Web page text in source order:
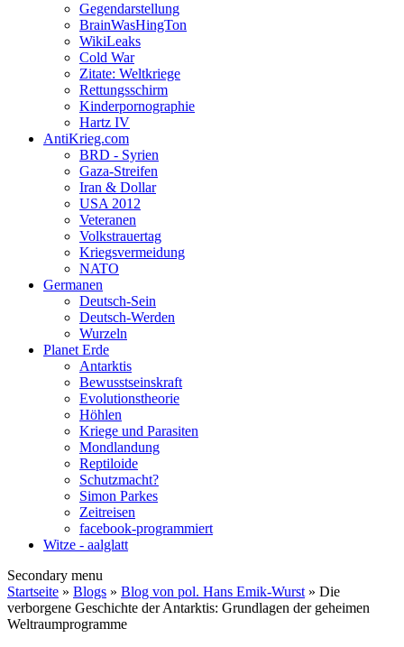
Gegendarstellung
BrainWasHingTon
WikiLeaks
Cold War
Zitate: Weltkriege
Rettungsschirm
Kinderpornographie
Hartz IV
AntiKrieg.com
BRD - Syrien
Gaza-Streifen
Iran & Dollar
USA 2012
Veteranen
Volkstrauertag
Kriegsvermeidung
NATO
Germanen
Deutsch-Sein
Deutsch-Werden
Wurzeln
Planet Erde
Antarktis
Bewusstseinskraft
Evolutionstheorie
Höhlen
Kriege und Parasiten
Mondlandung
Reptiloide
Schutzmacht?
Simon Parkes
Zeitreisen
facebook-programmiert
Witze - aalglatt
Secondary menu
Startseite » Blogs » Blog von pol. Hans Emik-Wurst » Die
verborgene Geschichte der Antarktis: Grundlagen der geheimen
Weltraumprogramme